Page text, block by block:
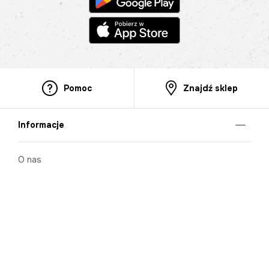
Pomoc Znajdź sklep
Informacje
O nas